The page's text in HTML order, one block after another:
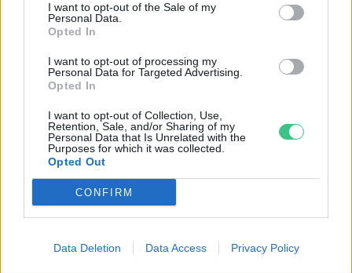
I want to opt-out of the Sale of my
Personal Data.
Opted In
I want to opt-out of processing my
Personal Data for Targeted Advertising.
Opted In
I want to opt-out of Collection, Use,
Retention, Sale, and/or Sharing of my
Personal Data that Is Unrelated with the
Purposes for which it was collected.
Opted Out
CONFIRM
Data Deletion Data Access Privacy Policy
Négy éven belül valósággá válhatnak az
elektromos repülőjáratok Európában
Történelmi aszály sújtja Nagy-
Britanniát is
SZEMLE
Elképesztő felvétel mutatja meg,